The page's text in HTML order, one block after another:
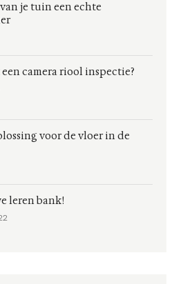
je tuin een echte
camera riool inspectie?
voor de vloer in de
leren bank!